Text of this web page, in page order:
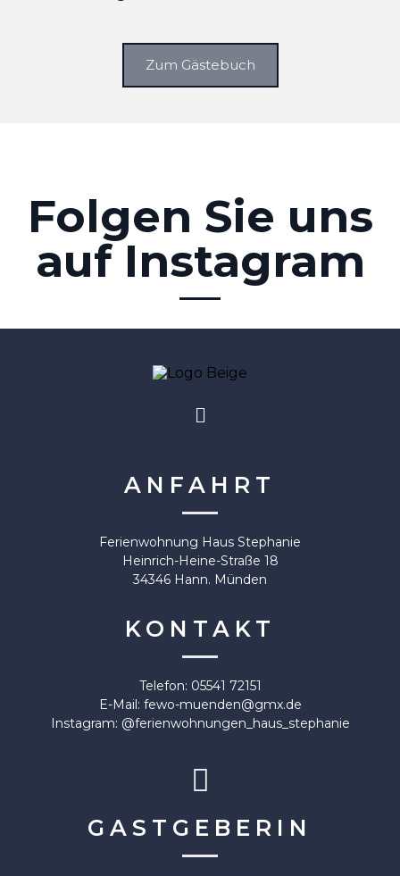
Zum Gästebuch
Folgen Sie uns
auf Instagram
ANFAHRT
Ferienwohnung Haus Stephanie
Heinrich-Heine-Straße 18
34346 Hann. Münden
KONTAKT
Telefon: 05541 72151
E-Mail: fewo-muenden@gmx.de
Instagram: @ferienwohnungen_haus_stephanie
GASTGEBERIN